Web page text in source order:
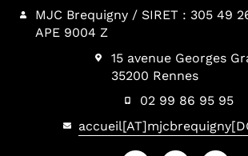
MJC Brequigny / SIRET : 305 49
APE 9004 Z
15 avenue Georges
35200 Rennes
02 99 86 95 95